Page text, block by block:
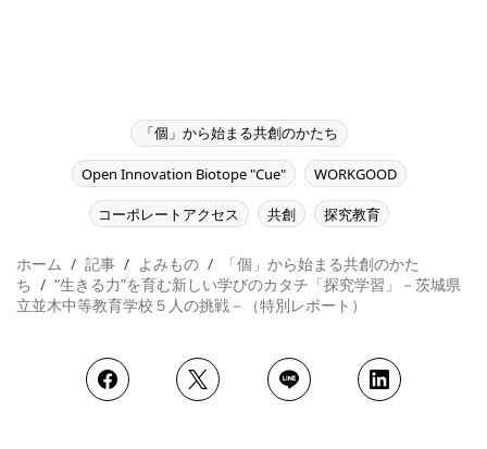
「個」から始まる共創のかたち
Open Innovation Biotope "Cue" WORKGOOD
コーポレートアクセス 共創 探究教育
ホーム 記事 よみもの
「個」から始まる共創のかた
ち
“生きる力”を育む新しい学びのカタチ「探究学習」－茨城県
立並木中等教育学校５人の挑戦－（特別レポート）